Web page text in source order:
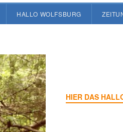
HALLO WOLFSBURG
HIER DAS